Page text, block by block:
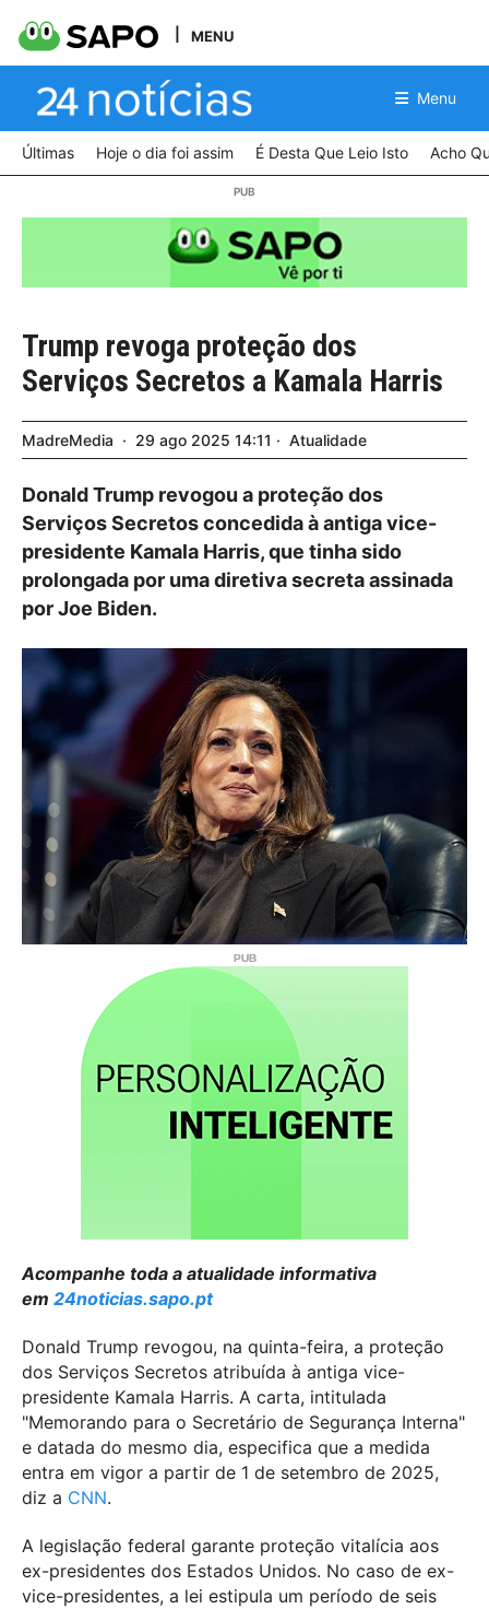
MENU
Menu
Últimas Hoje o dia foi assim É Desta Que Leio Isto Acho
Trump revoga proteção dos
Serviços Secretos a Kamala Harris
MadreMedia 29 ago 2025 14:11 Atualidade
Donald Trump revogou a proteção dos
Serviços Secretos concedida à antiga vice-
presidente Kamala Harris, que tinha sido
prolongada por uma diretiva secreta assinada
por Joe Biden.
Acompanhe toda a atualidade informativa
em 24noticias.sapo.pt
Donald Trump revogou, na quinta-feira, a proteção
dos Serviços Secretos atribuída à antiga vice-
presidente Kamala Harris. A carta, intitulada
"Memorando para o Secretário de Segurança Interna"
e datada do mesmo dia, especifica que a medida
entra em vigor a partir de 1 de setembro de 2025,
diz a CNN.
A legislação federal garante proteção vitalícia aos
ex-presidentes dos Estados Unidos. No caso de ex-
vice-presidentes, a lei estipula um período de seis